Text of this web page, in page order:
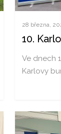
28 března,
10.
Ve dnech
Karlovy